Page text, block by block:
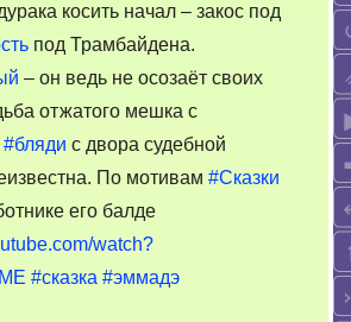
косить начал – закос под
под Трамбайдена.
– он ведь не осозаёт своих
отжатого мешка с
#бляди с двора судебной
По мотивам #Сказки
его балде
watch?
#сказка #эммадэ